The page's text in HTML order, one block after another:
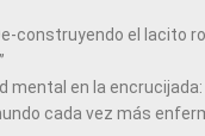
construyendo el lacito
mental en la encrucijada:
cada vez más